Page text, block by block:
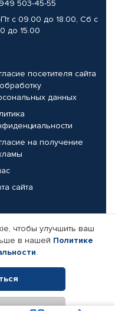
503-45-55
с 09.00 до 18.00, Сб с
до 15.00
посетителя сайта
данных
на получение
сайта
компании
чтобы улучшить ваш
в нашей Политике
.